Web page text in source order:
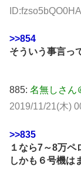
>>854
そういう事言っ
885: 名無しさん
2019/11/21(木)
>>835
１なら7～8万ペ
しかも６号機は